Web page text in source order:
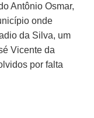
Antônio Osmar,
onde
da Silva, um
Vicente da
por falta